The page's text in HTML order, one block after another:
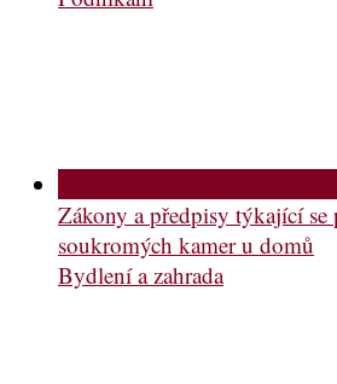
Zákony a předpisy týkající se
soukromých kamer u domů
Bydlení a zahrada